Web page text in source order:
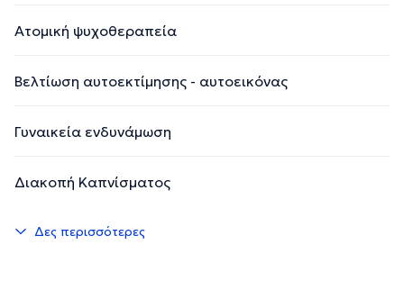
Ατομική ψυχοθεραπεία
Βελτίωση αυτοεκτίμησης - αυτοεικόνας
Γυναικεία ενδυνάμωση
Διακοπή Καπνίσματος
Δες περισσότερες